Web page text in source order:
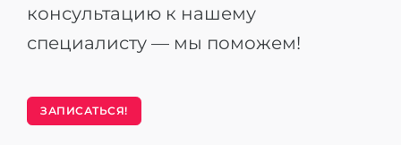
консультацию к нашему
специалисту — мы поможем!
ЗАПИСАТЬСЯ!